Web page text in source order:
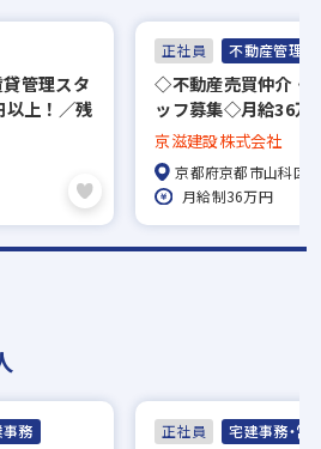
管理スタ
上！／残
週休二日
正社員 不動産管理・
◇不動産売買仲介・
ッフ募集◇月給36万
業ほぼなし／土日休
制！
京滋建設株式会社
京都府京都市山科区
月給制36万円
事務 正社員 宅建事務・営